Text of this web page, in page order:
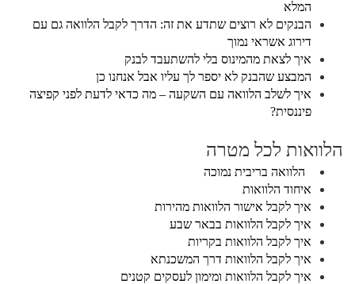
המלא
הבנקים לא רוצים שתדע את זה: הדרך לקבל הלוואה גם עם
דירוג אשראי נמוך
איך לצאת מהמינוס בלי להשתעבד לבנק
המבצע שהבנק לא יספר לך עליו אבל אנחנו כן
איך לשלב הלוואה עם השקעה – מה כדאי לדעת לפני קפיצה
פיננסית?
הלוואות לכל מטרה
הלוואה בריבית נמוכה
איחוד הלוואות
איך לקבל אישור הלוואות מהירות
איך לקבל הלוואות בבאר שבע
איך לקבל הלוואות בקריות
איך לקבל הלוואות דרך המשכנתא
איך לקבל הלוואות ומימון לעסקים קטנים